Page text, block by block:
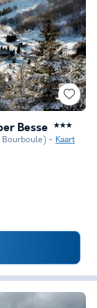
Besse ★★★
Bourboule) Kaart